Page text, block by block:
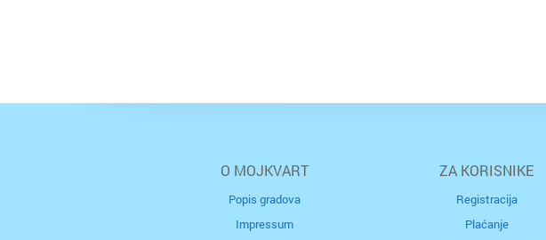
O MOJKVART
Popis gradova
Impressum
ZA KORISNIKE
Registracija
Plaćanje